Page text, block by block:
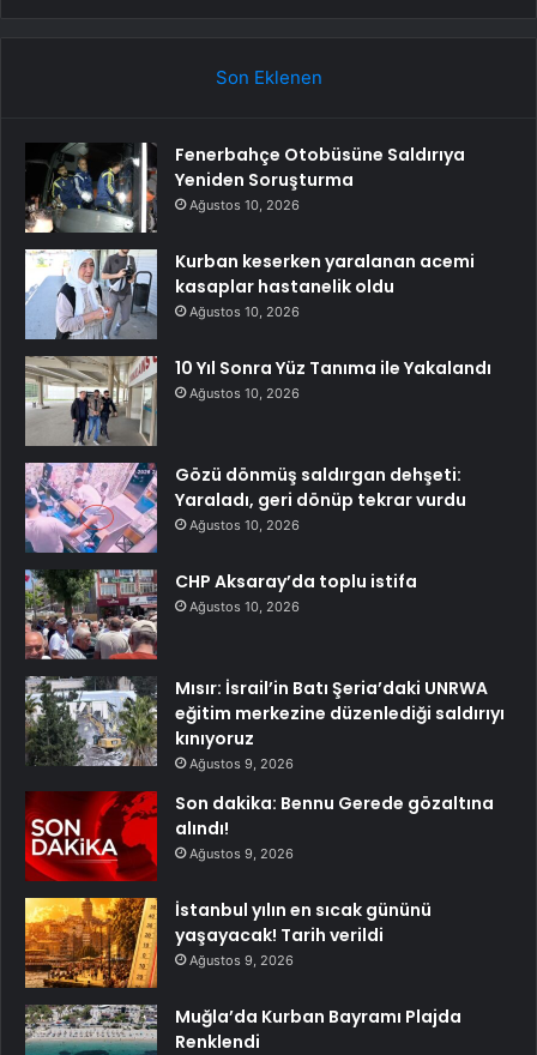
Son Eklenen
Fenerbahçe Otobüsüne Saldırıya
Yeniden Soruşturma
Ağustos 10, 2026
Kurban keserken yaralanan acemi
kasaplar hastanelik oldu
Ağustos 10, 2026
10 Yıl Sonra Yüz Tanıma ile Yakalandı
Ağustos 10, 2026
Gözü dönmüş saldırgan dehşeti:
Yaraladı, geri dönüp tekrar vurdu
Ağustos 10, 2026
CHP Aksaray’da toplu istifa
Ağustos 10, 2026
Mısır: İsrail’in Batı Şeria’daki UNRWA
eğitim merkezine düzenlediği saldırıyı
kınıyoruz
Ağustos 9, 2026
Son dakika: Bennu Gerede gözaltına
alındı!
Ağustos 9, 2026
İstanbul yılın en sıcak gününü
yaşayacak! Tarih verildi
Ağustos 9, 2026
Muğla’da Kurban Bayramı Plajda
Renklendi